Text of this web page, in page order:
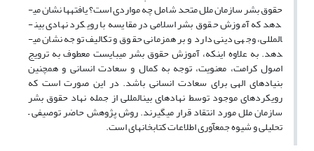
حقوق بشر سازمان ملل متحد شامل چه مواردی است؟ یافته­ها نشان می­
دهد که آموزش حقوق بشر اسلامی در مقایسه با رویکرد نهادی بین­
المللی، وجهی دینی دارد و بر همزمانی حقوق و تکالیف توجه نشان می­
دهد. به علاوه اینکه، آموزش حقوق بشر می­بایست معطوف به ترویج
اصول کرامت، معنویت، توجه به کمال و سعادت انسانی و همچنین
بنیادهای الهی برای سعادت انسانی باشد. در این صورت است که
رویکردهای موجود توسط نهادهای بین­المللی از جمله نهاد حقوق بشر
سازمان ملل مورد انتقاد قرار می­گیرند. روش پژوهش حاضر توصیفی –
تحلیلی و شیوه جمع­آوری اطلاعات کتابخانه­ای است.